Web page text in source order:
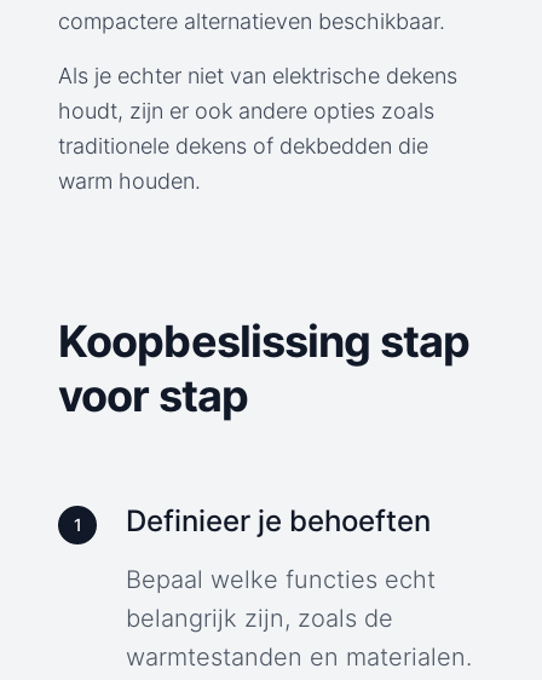
compactere alternatieven beschikbaar.
Als je echter niet van elektrische dekens
houdt, zijn er ook andere opties zoals
traditionele dekens of dekbedden die
warm houden.
Koopbeslissing stap
voor stap
1 Definieer je behoeften
Bepaal welke functies echt
belangrijk zijn, zoals de
warmtestanden en materialen.